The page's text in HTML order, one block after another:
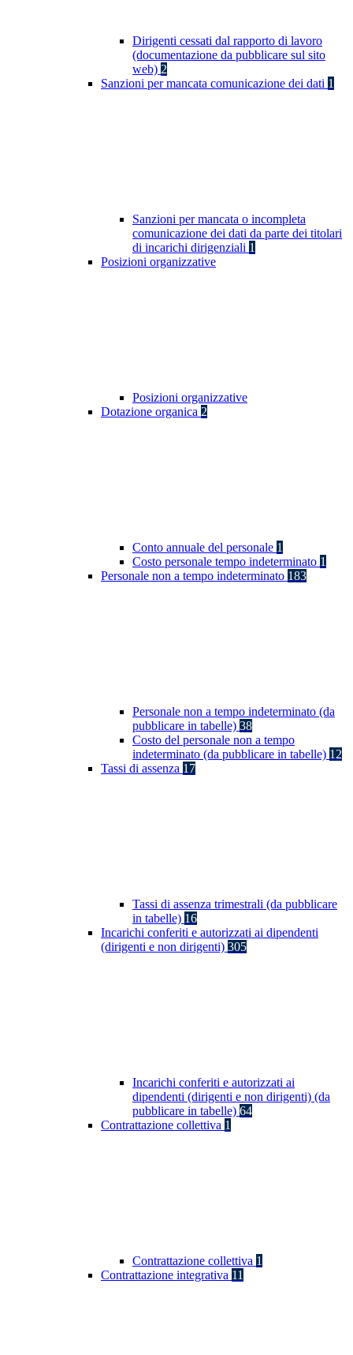
Dirigenti cessati dal rapporto di lavoro
(documentazione da pubblicare sul sito
web) 2
Sanzioni per mancata comunicazione dei dati 1
Sanzioni per mancata o incompleta
comunicazione dei dati da parte dei titolari
di incarichi dirigenziali 1
Posizioni organizzative
Posizioni organizzative
Dotazione organica 2
Conto annuale del personale 1
Costo personale tempo indeterminato 1
Personale non a tempo indeterminato 183
Personale non a tempo indeterminato (da
pubblicare in tabelle) 38
Costo del personale non a tempo
indeterminato (da pubblicare in tabelle) 12
Tassi di assenza 17
Tassi di assenza trimestrali (da pubblicare
in tabelle) 16
Incarichi conferiti e autorizzati ai dipendenti
(dirigenti e non dirigenti) 305
Incarichi conferiti e autorizzati ai
dipendenti (dirigenti e non dirigenti) (da
pubblicare in tabelle) 64
Contrattazione collettiva 1
Contrattazione collettiva 1
Contrattazione integrativa 11